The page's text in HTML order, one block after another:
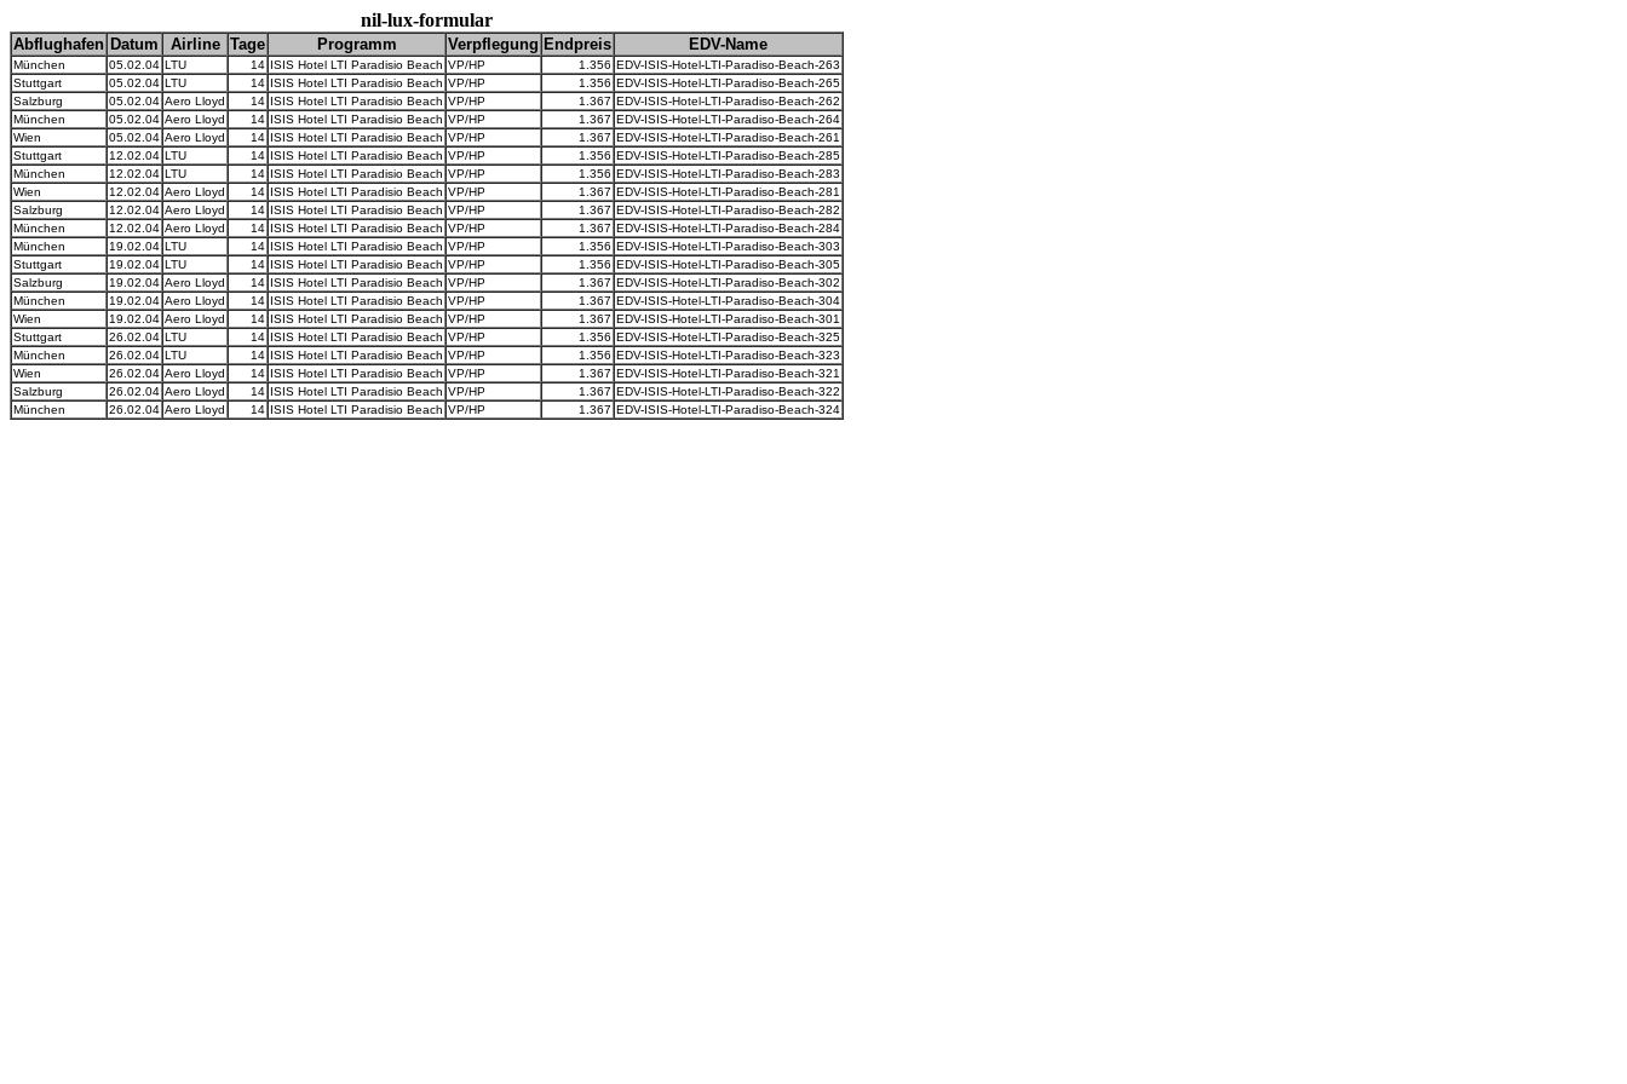
nil-lux-formular
Abflughafen Datum Airline Tage Programm Verpflegung Endpreis EDV-Name
München 05.02.04 LTU 14 ISIS Hotel LTI Paradisio Beach VP/HP 1.356 EDV-ISIS-Hotel-LTI-Paradiso-Beach-263
Stuttgart
05.02.04 LTU 14 ISIS Hotel LTI Paradisio Beach VP/HP 1.356 EDV-ISIS-Hotel-LTI-Paradiso-Beach-265
Salzburg
05.02.04 Aero Lloyd 14 ISIS Hotel LTI Paradisio Beach VP/HP 1.367 EDV-ISIS-Hotel-LTI-Paradiso-Beach-262
München
05.02.04 Aero Lloyd 14 ISIS Hotel LTI Paradisio Beach VP/HP 1.367 EDV-ISIS-Hotel-LTI-Paradiso-Beach-264
Wien
05.02.04 Aero Lloyd 14 ISIS Hotel LTI Paradisio Beach VP/HP 1.367 EDV-ISIS-Hotel-LTI-Paradiso-Beach-261
Stuttgart
12.02.04 LTU 14 ISIS Hotel LTI Paradisio Beach VP/HP 1.356 EDV-ISIS-Hotel-LTI-Paradiso-Beach-285
München
12.02.04 LTU 14 ISIS Hotel LTI Paradisio Beach VP/HP 1.356 EDV-ISIS-Hotel-LTI-Paradiso-Beach-283
Wien
12.02.04 Aero Lloyd 14 ISIS Hotel LTI Paradisio Beach VP/HP 1.367 EDV-ISIS-Hotel-LTI-Paradiso-Beach-281
Salzburg
12.02.04 Aero Lloyd 14 ISIS Hotel LTI Paradisio Beach VP/HP 1.367 EDV-ISIS-Hotel-LTI-Paradiso-Beach-282
München
12.02.04 Aero Lloyd 14 ISIS Hotel LTI Paradisio Beach VP/HP 1.367 EDV-ISIS-Hotel-LTI-Paradiso-Beach-284
München
19.02.04 LTU 14 ISIS Hotel LTI Paradisio Beach VP/HP 1.356 EDV-ISIS-Hotel-LTI-Paradiso-Beach-303
Stuttgart
19.02.04 LTU 14 ISIS Hotel LTI Paradisio Beach VP/HP 1.356 EDV-ISIS-Hotel-LTI-Paradiso-Beach-305
Salzburg
19.02.04 Aero Lloyd 14 ISIS Hotel LTI Paradisio Beach VP/HP 1.367 EDV-ISIS-Hotel-LTI-Paradiso-Beach-302
München
19.02.04 Aero Lloyd 14 ISIS Hotel LTI Paradisio Beach VP/HP 1.367 EDV-ISIS-Hotel-LTI-Paradiso-Beach-304
Wien
19.02.04 Aero Lloyd 14 ISIS Hotel LTI Paradisio Beach VP/HP 1.367 EDV-ISIS-Hotel-LTI-Paradiso-Beach-301
Stuttgart
26.02.04 LTU 14 ISIS Hotel LTI Paradisio Beach VP/HP 1.356 EDV-ISIS-Hotel-LTI-Paradiso-Beach-325
München
26.02.04 LTU 14 ISIS Hotel LTI Paradisio Beach VP/HP 1.356 EDV-ISIS-Hotel-LTI-Paradiso-Beach-323
Wien
26.02.04 Aero Lloyd 14 ISIS Hotel LTI Paradisio Beach VP/HP 1.367 EDV-ISIS-Hotel-LTI-Paradiso-Beach-321
Salzburg
26.02.04 Aero Lloyd 14 ISIS Hotel LTI Paradisio Beach VP/HP 1.367 EDV-ISIS-Hotel-LTI-Paradiso-Beach-322
München
26.02.04 Aero Lloyd 14 ISIS Hotel LTI Paradisio Beach VP/HP 1.367 EDV-ISIS-Hotel-LTI-Paradiso-Beach-324